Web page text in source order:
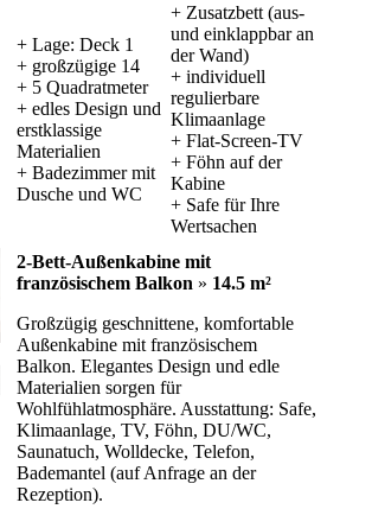
+ Lage: Deck 1
+ großzügige 14
+ 5 Quadratmeter
+ edles Design und
erstklassige
Materialien
+ Badezimmer mit
Dusche und WC
+ Zusatzbett (aus-
und einklappbar an
der Wand)
+ individuell
regulierbare
Klimaanlage
+ Flat-Screen-TV
+ Föhn auf der
Kabine
+ Safe für Ihre
Wertsachen
2-Bett-Außenkabine mit
französischem Balkon » 14.5 m²
Großzügig geschnittene, komfortable
Außenkabine mit französischem
Balkon. Elegantes Design und edle
Materialien sorgen für
Wohlfühlatmosphäre. Ausstattung: Safe,
Klimaanlage, TV, Föhn, DU/WC,
Saunatuch, Wolldecke, Telefon,
Bademantel (auf Anfrage an der
Rezeption).